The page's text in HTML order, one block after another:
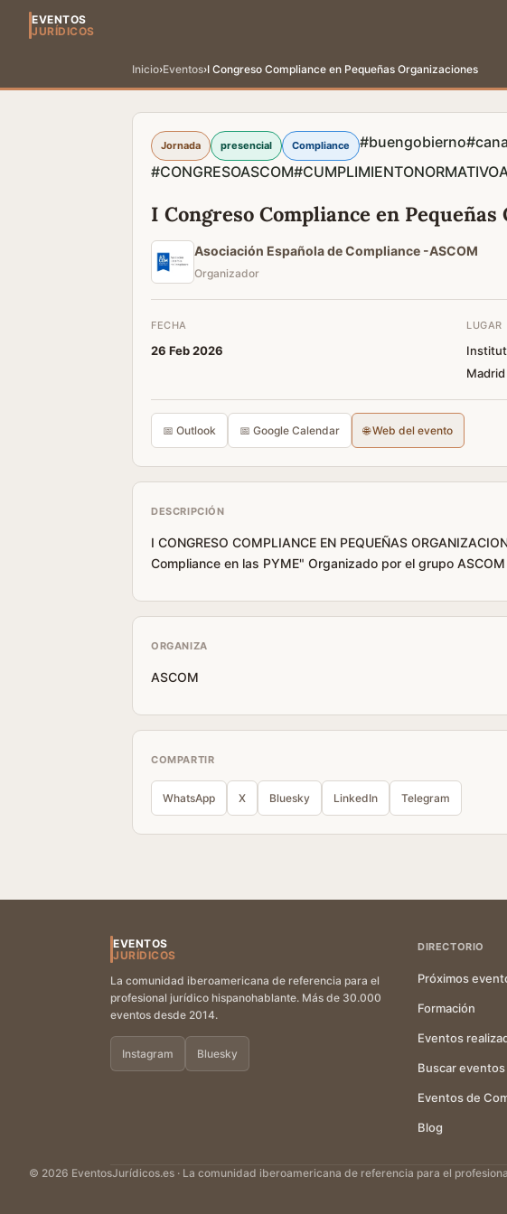
EVENTOS
JURÍDICOS
Inicio›Eventos›I Congreso Compliance en Pequeñas Organizaciones
Jornada presencial Compliance #buengobierno
#CONGRESOASCOM#CUMPLIMIENTONORMATIVO
I Congreso Compliance en Pequeñas
Asociación Española de Compliance -ASCOM
Organizador
FECHA
26 Feb 2026
LUGAR
Madrid
📅 Outlook 📅 Google Calendar 🌐 Web del evento
DESCRIPCIÓN
I CONGRESO COMPLIANCE EN PEQUEÑAS
Compliance en las PYME" Organizado por el grupo
ORGANIZA
ASCOM
COMPARTIR
WhatsApp X Bluesky LinkedIn Telegram
EVENTOS
JURÍDICOS
La comunidad iberoamericana de referencia para el
profesional jurídico hispanohablante. Más de 30.000
eventos desde 2014.
Instagram Bluesky
DIRECTORIO
Próximos
Formación
Eventos
Buscar eventos
Eventos de
Blog
© 2026 EventosJurídicos.es · La comunidad iberoamericana de referencia para el